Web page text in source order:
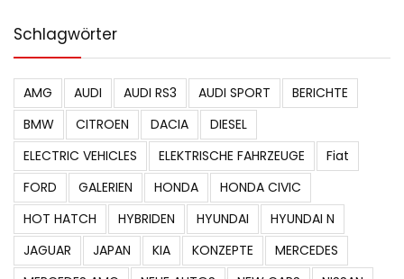
Schlagwörter
AMG AUDI AUDI RS3 AUDI SPORT
BERICHTE
BMW
CITROEN DACIA
DIESEL
ELECTRIC VEHICLES
ELEKTRISCHE FAHRZEUGE
Fiat
FORD
GALERIEN HONDA
HONDA CIVIC
HOT HATCH
HYBRIDEN HYUNDAI
HYUNDAI N
JAGUAR
JAPAN KIA KONZEPTE
MERCEDES